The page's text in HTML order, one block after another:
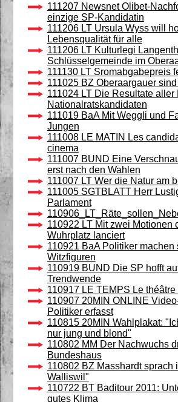
111207 Newsnet Olibet-
einzige SP-Kandidatin
111206 LT Ursula Wyss will
Lebensqualität für alle
111206 LT Kulturlegi
Schlüsselgemeinde im
111130 LT Sromabgabepreis
111025 BZ Oberaargauer
111024 LT Die Resultate aller
Nationalratskandidaten
111019 BaA Mit Weggli und
Jungen
111008 LE MATIN Les
cinema
111007 BUND Eine
erst nach den Wahlen
111007 LT Wer die Natur am
111005 SGTBLATT Herr
Parlament
110922 LT Mit zwei Motionen
Wuhrplatz lanciert
110921 BaA Politiker machen
Witzfiguren
110919 BUND Die SP hofft
Trendwende
110917 LE TEMPS Le
110907 20MIN ONLINE
Politiker erfasst
110815 20MIN Wahlplakat:
nur jung und blond"
110802 MM Der Nachwuchs
Bundeshaus
110802 BZ Masshardt sprach
Walliswil"
110722 BT Baditour 2011:
gutes Klima